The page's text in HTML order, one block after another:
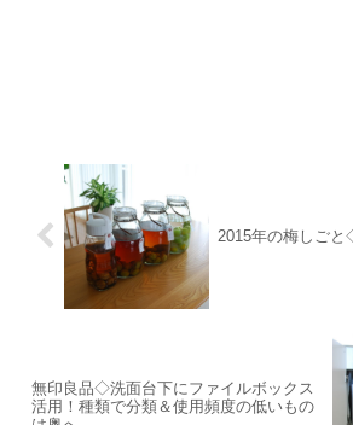
2015年の梅しご
無印良品◇洗面台下にファイルボックス
活用！種類で分類＆使用頻度の低いもの